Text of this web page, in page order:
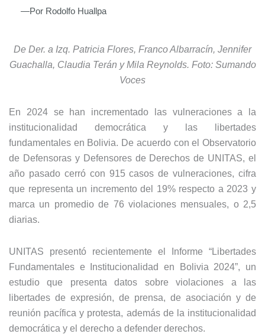
—Por Rodolfo Huallpa
De Der. a Izq. Patricia Flores, Franco Albarracín, Jennifer
Guachalla, Claudia Terán y Mila Reynolds. Foto: Sumando
Voces
En 2024 se han incrementado las vulneraciones a la
institucionalidad democrática y las libertades
fundamentales en Bolivia. De acuerdo con el Observatorio
de Defensoras y Defensores de Derechos de UNITAS, el
año pasado cerró con 915 casos de vulneraciones, cifra
que representa un incremento del 19% respecto a 2023 y
marca un promedio de 76 violaciones mensuales, o 2,5
diarias.
UNITAS presentó recientemente el Informe “Libertades
Fundamentales e Institucionalidad en Bolivia 2024”, un
estudio que presenta datos sobre violaciones a las
libertades de expresión, de prensa, de asociación y de
reunión pacífica y protesta, además de la institucionalidad
democrática y el derecho a defender derechos.